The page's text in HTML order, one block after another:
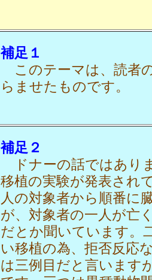
補足１
このテーマは、読者
らませたものです。
補足２
ドナーの話ではあり
移植の実験が発表され
人の対象者から順番に
が、対象者の一人が亡
だとか聞いています。
い移植の為、拒否反応
は三例目だと言います